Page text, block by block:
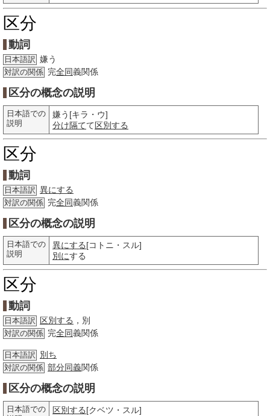
区分
動詞
日本語訳 嫌う
対訳の関係 完全同義関係
区分の概念の説明
日本語での
説明
嫌う[キラ・ウ]
分け隔てて区別する
区分
動詞
日本語訳 異にする
対訳の関係 完全同義関係
区分の概念の説明
日本語での
説明
異にする[コトニ・スル]
別にする
区分
動詞
日本語訳 区別する ，別
対訳の関係 完全同義関係
日本語訳 別ち
対訳の関係 部分同義関係
区分の概念の説明
日本語での
区別する[クベツ・スル]